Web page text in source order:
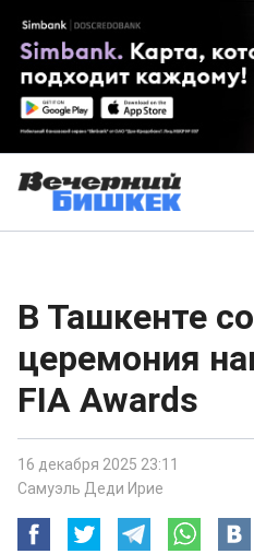
В Ташкенте
церемония
FIA Awards
16 декабря 2025 23:11
Самуэль Деди Ирие